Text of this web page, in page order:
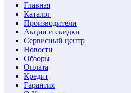
Главная
Каталог
Производители
Акции и скидки
Сервисный центр
Новости
Обзоры
Оплата
Кредит
Гарантия